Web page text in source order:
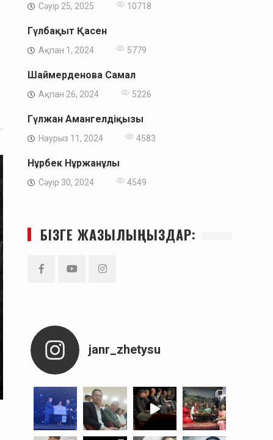
Сәуір 25, 2025 10718
Гүлбақыт Қасен
Ақпан 1, 2024 5779
Шаймерденова Самал
Ақпан 26, 2024 5226
Гүлжан Амангелдіқызы
Наурыз 11, 2024 4583
Нұрбек Нұржанұлы
Сәуір 30, 2024 4549
БІЗГЕ ЖАЗЫЛЫҢЫЗДАР:
janr_zhetysu